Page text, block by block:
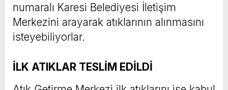
numaralı Karesi Belediyesi İletişim
Merkezini arayarak atıklarının alınmasını
isteyebiliyorlar.
İLK ATIKLAR TESLİM EDİLDİ